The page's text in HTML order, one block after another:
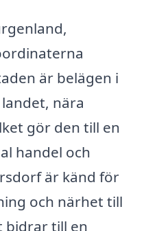
är belägen i
nära
gör den till en
handel och
är känd för
och närhet till
bidrar till en